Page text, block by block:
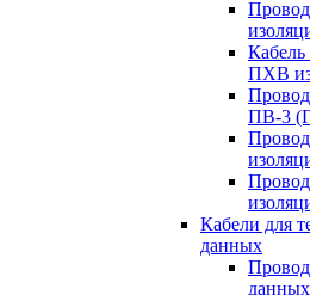
ПХВ
ПВ-3
Кабели для
данных
данных